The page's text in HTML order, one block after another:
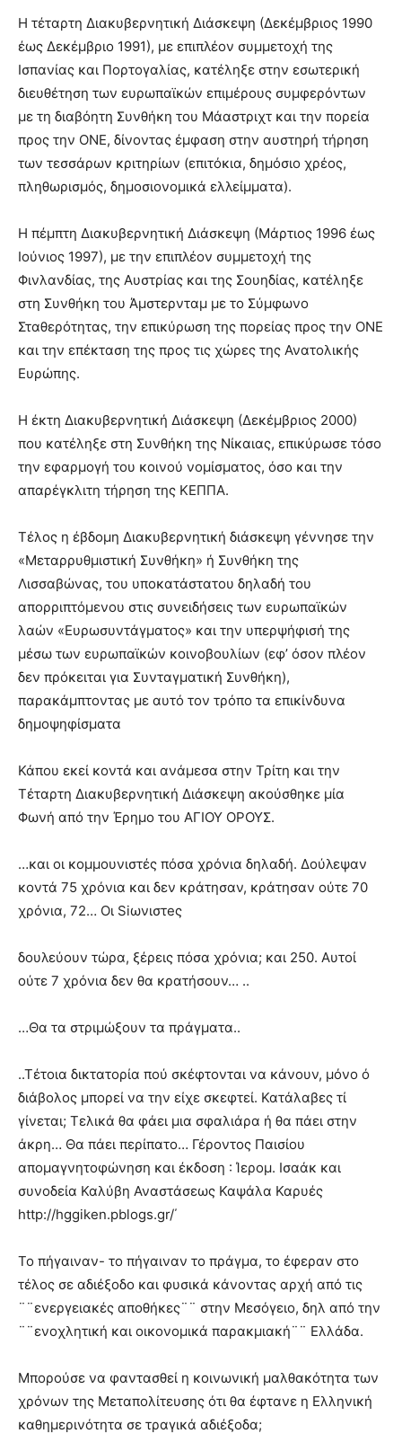
Η τέταρτη Διακυβερνητική Διάσκεψη (Δεκέμβριος 1990
έως Δεκέμβριο 1991), με επιπλέον συμμετοχή της
Ισπανίας και Πορτογαλίας, κατέληξε στην εσωτερική
διευθέτηση των ευρωπαϊκών επιμέρους συμφερόντων
με τη διαβόητη Συνθήκη του Μάαστριχτ και την πορεία
προς την ΟΝΕ, δίνοντας έμφαση στην αυστηρή τήρηση
των τεσσάρων κριτηρίων (επιτόκια, δημόσιο χρέος,
πληθωρισμός, δημοσιονομικά ελλείμματα).
Η πέμπτη Διακυβερνητική Διάσκεψη (Μάρτιος 1996 έως
Ιούνιος 1997), με την επιπλέον συμμετοχή της
Φινλανδίας, της Αυστρίας και της Σουηδίας, κατέληξε
στη Συνθήκη του Άμστερνταμ με το Σύμφωνο
Σταθερότητας, την επικύρωση της πορείας προς την ΟΝΕ
και την επέκταση της προς τις χώρες της Ανατολικής
Ευρώπης.
Η έκτη Διακυβερνητική Διάσκεψη (Δεκέμβριος 2000)
που κατέληξε στη Συνθήκη της Νίκαιας, επικύρωσε τόσο
την εφαρμογή του κοινού νομίσματος, όσο και την
απαρέγκλιτη τήρηση της ΚΕΠΠΑ.
Τέλος η έβδομη Διακυβερνητική διάσκεψη γέννησε την
«Μεταρρυθμιστική Συνθήκη» ή Συνθήκη της
Λισσαβώνας, του υποκατάστατου δηλαδή του
απορριπτόμενου στις συνειδήσεις των ευρωπαϊκών
λαών «Ευρωσυντάγματος» και την υπερψήφισή της
μέσω των ευρωπαϊκών κοινοβουλίων (εφ’ όσον πλέον
δεν πρόκειται για Συνταγματική Συνθήκη),
παρακάμπτοντας με αυτό τον τρόπο τα επικίνδυνα
δημοψηφίσματα
Κάπου εκεί κοντά και ανάμεσα στην Τρίτη και την
Τέταρτη Διακυβερνητική Διάσκεψη ακούσθηκε μία
Φωνή από την Έρημο του ΑΓΙΟΥ ΟΡΟΥΣ.
…και οι κομμουνιστές πόσα χρόνια δηλαδή. Δούλεψαν
κοντά 75 χρόνια και δεν κράτησαν, κράτησαν ούτε 70
χρόνια, 72… Οι Siωνιστeς
δουλεύουν τώρα, ξέρεις πόσα χρόνια; και 250. Αυτοί
ούτε 7 χρόνια δεν θα κρατήσουν… ..
…Θα τα στριμώξουν τα πράγματα..
..Τέτοια δικτατορία πού σκέφτονται να κάνουν, μόνο ό
διάβολος μπορεί να την είχε σκεφτεί. Κατάλαβες τί
γίνεται; Τελικά θα φάει μια σφαλιάρα ή θα πάει στην
άκρη… Θα πάει περίπατο… Γέροντος Παισίου
απομαγνητοφώνηση και έκδοση : Ίερομ. Ισαάκ και
συνοδεία Καλύβη Αναστάσεως Καψάλα Καρυές
http://hggiken.pblogs.gr/΄
Το πήγαιναν- το πήγαιναν το πράγμα, το έφεραν στο
τέλος σε αδιέξοδο και φυσικά κάνοντας αρχή από τις
¨¨ενεργειακές αποθήκες¨¨ στην Μεσόγειο, δηλ από την
¨¨ενοχλητική και οικονομικά παρακμιακή¨¨ Ελλάδα.
Μπορούσε να φαντασθεί η κοινωνική μαλθακότητα των
χρόνων της Μεταπολίτευσης ότι θα έφτανε η Ελληνική
καθημερινότητα σε τραγικά αδιέξοδα;